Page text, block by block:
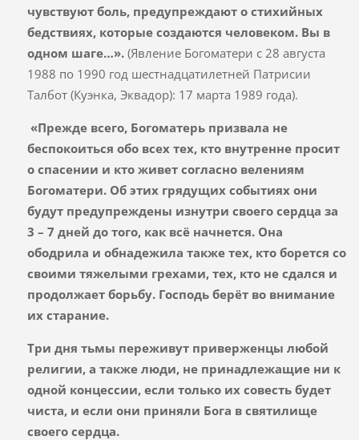
чувствуют боль, предупреждают о стихийных
бедствиях, которые создаются человеком. Вы в
одном шаге…».(Явление Богоматери с 28 августа
1988 по 1990 год шестнадцатилетней Патрисии
Талбот (Куэнка, Эквадор): 17 марта 1989 года).
«Прежде всего, Богоматерь призвала не
беспокоиться обо всех тех, кто внутренне просит
о спасении и кто живет согласно велениям
Богоматери. Об этих грядущих событиях они
будут предупреждены изнутри своего сердца за
3 – 7 дней до того, как всё начнется. Она
ободрила и обнадежила также тех, кто борется со
своими тяжелыми грехами, тех, кто не сдался и
продолжает борьбу. Господь берёт во внимание
их старание.
Три дня тьмы переживут приверженцы любой
религии, а также люди, не принадлежащие ни к
одной концессии, если только их совесть будет
чиста, и если они приняли Бога в святилище
своего сердца.